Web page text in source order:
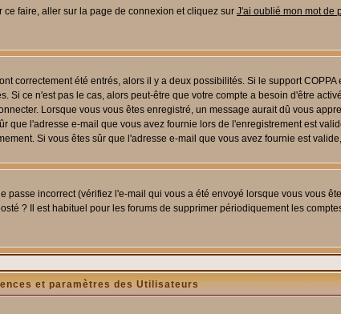
faire, aller sur la page de connexion et cliquez sur J'ai oublié mon mot de
correctement été entrés, alors il y a deux possibilités. Si le support
ce n'est pas le cas, alors peut-être que votre compte a besoin d'être
Lorsque vous vous êtes enregistré, un message aurait dû vous
l'adresse e-mail que vous avez fournie lors de l'enregistrement est
Si vous êtes sûr que l'adresse e-mail que vous avez fournie est
incorrect (vérifiez l'e-mail qui vous a été envoyé lorsque vous vous
? Il est habituel pour les forums de supprimer périodiquement les
et paramètres des Utilisateurs